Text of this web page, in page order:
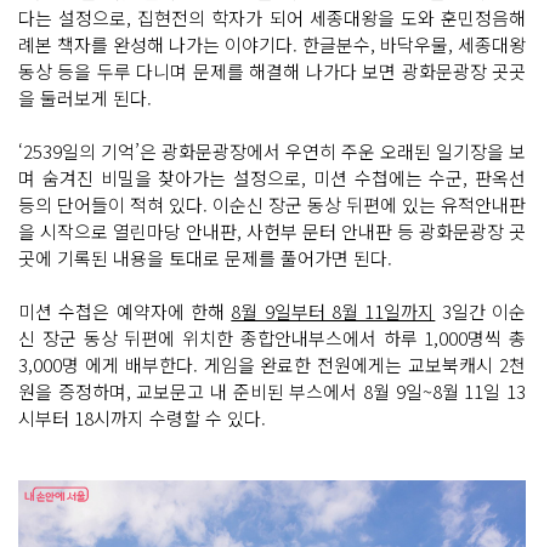
다는 설정으로, 집현전의 학자가 되어 세종대왕을 도와 훈민정음해
례본 책자를 완성해 나가는 이야기다. 한글분수, 바닥우물, 세종대왕
동상 등을 두루 다니며 문제를 해결해 나가다 보면 광화문광장 곳곳
을 둘러보게 된다.
‘2539일의 기억’은 광화문광장에서 우연히 주운 오래된 일기장을 보
며 숨겨진 비밀을 찾아가는 설정으로, 미션 수첩에는 수군, 판옥선
등의 단어들이 적혀 있다. 이순신 장군 동상 뒤편에 있는 유적안내판
을 시작으로 열린마당 안내판, 사헌부 문터 안내판 등 광화문광장 곳
곳에 기록된 내용을 토대로 문제를 풀어가면 된다.
미션 수첩은 예약자에 한해 8월 9일부터 8월 11일까지 3일간 이순
신 장군 동상 뒤편에 위치한 종합안내부스에서 하루 1,000명씩 총
3,000명 에게 배부한다. 게임을 완료한 전원에게는 교보북캐시 2천
원을 증정하며, 교보문고 내 준비된 부스에서 8월 9일~8월 11일 13
시부터 18시까지 수령할 수 있다.